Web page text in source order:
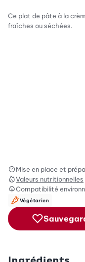
Ce plat de pâte à la
fraîches ou séchées.
Mise en place et
Valeurs nutritionnelles
Compatibilité
Végétarien